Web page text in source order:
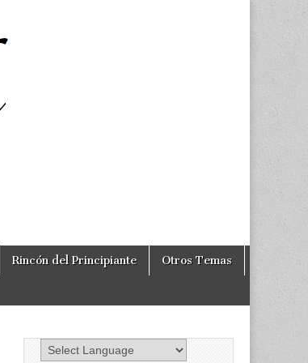
Rincón del Principiante Otros Temas